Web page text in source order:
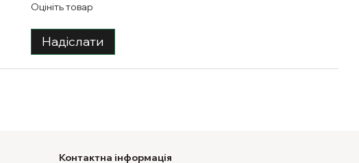
Оцініть товар
Надіслати
Контактна інформація